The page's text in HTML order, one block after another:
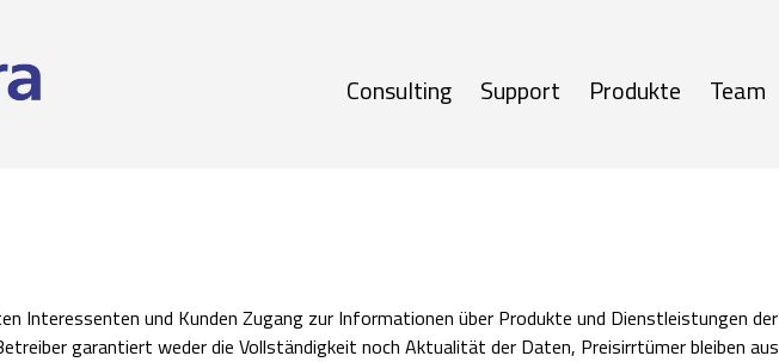
Consulting Support Produkte Team
Interessenten und Kunden Zugang zur Informationen über Produkte und Dienstleistungen
garantiert weder die Vollständigkeit noch Aktualität der Daten, Preisirrtümer bleiben